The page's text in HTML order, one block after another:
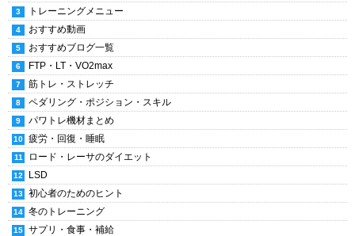
トレーニングメニュー
おすすめ動画
おすすめブログ一覧
FTP・LT・VO2max
筋トレ・ストレッチ
ペダリング・ポジション・スキル
パワトレ機材まとめ
疲労・回復・睡眠
ロード・レーサのダイエット
LSD
初心者のためのヒント
冬のトレーニング
サプリ・食事・補給